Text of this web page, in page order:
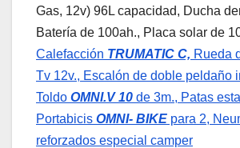
Gas, 12v) 96L capacidad, Ducha
Batería de 100ah., Placa solar de
Calefacción TRUMATIC C, Rueda
Tv 12v., Escalón de doble peldaño
Toldo OMNI.V 10 de 3m., Patas
Portabicis OMNI- BIKE para 2,
reforzados especial camper